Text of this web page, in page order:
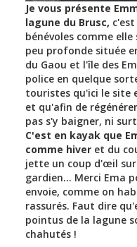
Je vous présente
lagune du Brusc,
bénévoles comme
peu profonde située
du Gaou et l'île des
police en quelque
touristes qu'ici le site
et qu'afin de
pas s'y baigner, ni
C'est en kayak que
comme hiveret du
jette un coup d'œil sur
gardien... Merci Ema
envoie, comme on
rassurés. Faut dire
pointus de la lagune
chahutés !